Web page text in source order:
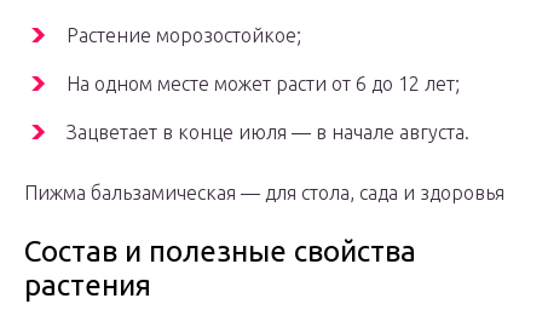
Растение морозостойкое;
На одном месте может расти от 6 до 12 лет;
Зацветает в конце июля — в начале августа.
Пижма бальзамическая — для стола, сада и здоровья
Состав и полезные свойства
растения